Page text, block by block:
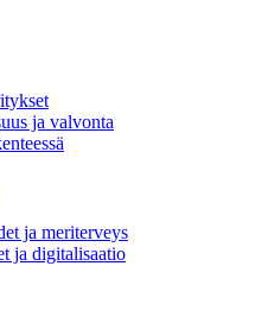
ja valvonta
ja meriterveys
ja digitalisaatio